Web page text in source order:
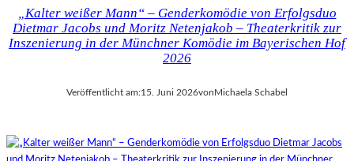
„Kalter weißer Mann“ – Genderkomödie von Erfolgsduo
Dietmar Jacobs und Moritz Netenjakob – Theaterkritik zur
Inszenierung in der Münchner Komödie im Bayerischen Hof
2026
Veröffentlicht am:15. Juni 2026vonMichaela Schabel